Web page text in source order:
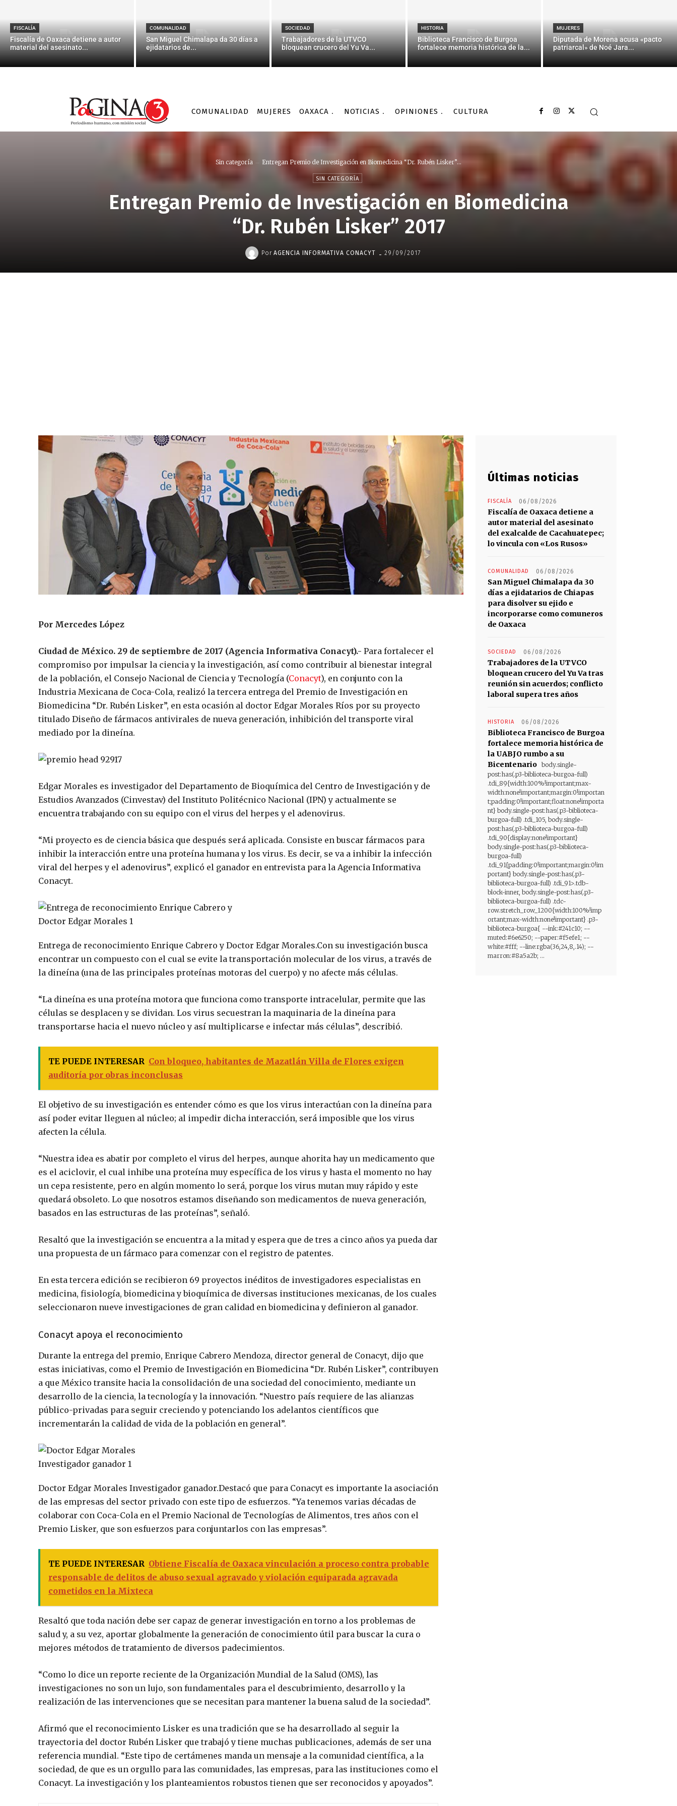
FISCALÍA
Fiscalía de Oaxaca detiene a autor
material del asesinato...
COMUNALIDAD
San Miguel Chimalapa da 30 días a
ejidatarios de...
SOCIEDAD
Trabajadores de la UTVCO
bloquean crucero del Yu Va...
HISTORIA
Biblioteca Francisco de Burgoa
fortalece memoria histórica de la...
MUJERES
Diputada de Morena acusa «pacto
patriarcal» de Noé Jara...
COMUNALIDAD MUJERES OAXACA NOTICIAS OPINIONES CULTURA
Sin categoría Entregan Premio de Investigación en Biomedicina “Dr. Rubén Lisker”...
SIN CATEGORÍA
Entregan Premio de Investigación en Biomedicina
“Dr. Rubén Lisker” 2017
Por AGENCIA INFORMATIVA CONACYT - 29/09/2017
Por Mercedes López
Ciudad de México. 29 de septiembre de 2017 (Agencia Informativa Conacyt).- Para fortalecer el
compromiso por impulsar la ciencia y la investigación, así como contribuir al bienestar integral
de la población, el Consejo Nacional de Ciencia y Tecnología (Conacyt), en conjunto con la
Industria Mexicana de Coca-Cola, realizó la tercera entrega del Premio de Investigación en
Biomedicina “Dr. Rubén Lisker”, en esta ocasión al doctor Edgar Morales Ríos por su proyecto
titulado Diseño de fármacos antivirales de nueva generación, inhibición del transporte viral
mediado por la dineína.
Edgar Morales es investigador del Departamento de Bioquímica del Centro de Investigación y de
Estudios Avanzados (Cinvestav) del Instituto Politécnico Nacional (IPN) y actualmente se
encuentra trabajando con su equipo con el virus del herpes y el adenovirus.
“Mi proyecto es de ciencia básica que después será aplicada. Consiste en buscar fármacos para
inhibir la interacción entre una proteína humana y los virus. Es decir, se va a inhibir la infección
viral del herpes y el adenovirus”, explicó el ganador en entrevista para la Agencia Informativa
Conacyt.
Entrega de reconocimiento Enrique Cabrero y Doctor Edgar Morales.Con su investigación busca
encontrar un compuesto con el cual se evite la transportación molecular de los virus, a través de
la dineína (una de las principales proteínas motoras del cuerpo) y no afecte más células.
“La dineína es una proteína motora que funciona como transporte intracelular, permite que las
células se desplacen y se dividan. Los virus secuestran la maquinaria de la dineína para
transportarse hacia el nuevo núcleo y así multiplicarse e infectar más células”, describió.
TE PUEDE INTERESAR Con bloqueo, habitantes de Mazatlán Villa de Flores exigen
auditoría por obras inconclusas
El objetivo de su investigación es entender cómo es que los virus interactúan con la dineína para
así poder evitar lleguen al núcleo; al impedir dicha interacción, será imposible que los virus
afecten la célula.
“Nuestra idea es abatir por completo el virus del herpes, aunque ahorita hay un medicamento que
es el aciclovir, el cual inhibe una proteína muy específica de los virus y hasta el momento no hay
un cepa resistente, pero en algún momento lo será, porque los virus mutan muy rápido y este
quedará obsoleto. Lo que nosotros estamos diseñando son medicamentos de nueva generación,
basados en las estructuras de las proteínas”, señaló.
Resaltó que la investigación se encuentra a la mitad y espera que de tres a cinco años ya pueda dar
una propuesta de un fármaco para comenzar con el registro de patentes.
En esta tercera edición se recibieron 69 proyectos inéditos de investigadores especialistas en
medicina, fisiología, biomedicina y bioquímica de diversas instituciones mexicanas, de los cuales
seleccionaron nueve investigaciones de gran calidad en biomedicina y definieron al ganador.
Conacyt apoya el reconocimiento
Durante la entrega del premio, Enrique Cabrero Mendoza, director general de Conacyt, dijo que
estas iniciativas, como el Premio de Investigación en Biomedicina “Dr. Rubén Lisker”, contribuyen
a que México transite hacia la consolidación de una sociedad del conocimiento, mediante un
desarrollo de la ciencia, la tecnología y la innovación. “Nuestro país requiere de las alianzas
público-privadas para seguir creciendo y potenciando los adelantos científicos que
incrementarán la calidad de vida de la población en general”.
Doctor Edgar Morales Investigador ganador.Destacó que para Conacyt es importante la asociación
de las empresas del sector privado con este tipo de esfuerzos. “Ya tenemos varias décadas de
colaborar con Coca-Cola en el Premio Nacional de Tecnologías de Alimentos, tres años con el
Premio Lisker, que son esfuerzos para conjuntarlos con las empresas”.
TE PUEDE INTERESAR Obtiene Fiscalía de Oaxaca vinculación a proceso contra probable
responsable de delitos de abuso sexual agravado y violación equiparada agravada
cometidos en la Mixteca
Resaltó que toda nación debe ser capaz de generar investigación en torno a los problemas de
salud y, a su vez, aportar globalmente la generación de conocimiento útil para buscar la cura o
mejores métodos de tratamiento de diversos padecimientos.
“Como lo dice un reporte reciente de la Organización Mundial de la Salud (OMS), las
investigaciones no son un lujo, son fundamentales para el descubrimiento, desarrollo y la
realización de las intervenciones que se necesitan para mantener la buena salud de la sociedad”.
Afirmó que el reconocimiento Lisker es una tradición que se ha desarrollado al seguir la
trayectoria del doctor Rubén Lisker que trabajó y tiene muchas publicaciones, además de ser una
referencia mundial. “Este tipo de certámenes manda un mensaje a la comunidad científica, a la
sociedad, de que es un orgullo para las comunidades, las empresas, para las instituciones como el
Conacyt. La investigación y los planteamientos robustos tienen que ser reconocidos y apoyados”.
Últimas noticias
FISCALÍA 06/08/2026
Fiscalía de Oaxaca detiene a
autor material del asesinato
del exalcalde de Cacahuatepec;
lo vincula con «Los Rusos»
COMUNALIDAD 06/08/2026
San Miguel Chimalapa da 30
días a ejidatarios de Chiapas
para disolver su ejido e
incorporarse como comuneros
de Oaxaca
SOCIEDAD 06/08/2026
Trabajadores de la UTVCO
bloquean crucero del Yu Va tras
reunión sin acuerdos; conflicto
laboral supera tres años
HISTORIA 06/08/2026
Biblioteca Francisco de Burgoa
fortalece memoria histórica de
la UABJO rumbo a su
Bicentenario body.single-
post:has(.p3-biblioteca-burgoa-full)
.tdi_89{width:100%!important;max-
width:none!important;margin:0!importan
t;padding:0!important;float:none!importa
nt} body.single-post:has(.p3-biblioteca-
burgoa-full) .tdi_105, body.single-
post:has(.p3-biblioteca-burgoa-full)
.tdi_90{display:none!important}
body.single-post:has(.p3-biblioteca-
burgoa-full)
.tdi_91{padding:0!important;margin:0!im
portant} body.single-post:has(.p3-
biblioteca-burgoa-full) .tdi_91>.tdb-
block-inner, body.single-post:has(.p3-
biblioteca-burgoa-full) .tdc-
row.stretch_row_1200{width:100%!imp
ortant;max-width:none!important} .p3-
biblioteca-burgoa{ --ink:#241c10; --
muted:#6e6250; --paper:#f5efe1; --
white:#fff; --line:rgba(36,24,8,.14); --
marron:#8a5a2b; ...